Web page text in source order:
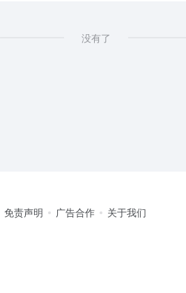
没有了
免责声明 广告合作 关于我们